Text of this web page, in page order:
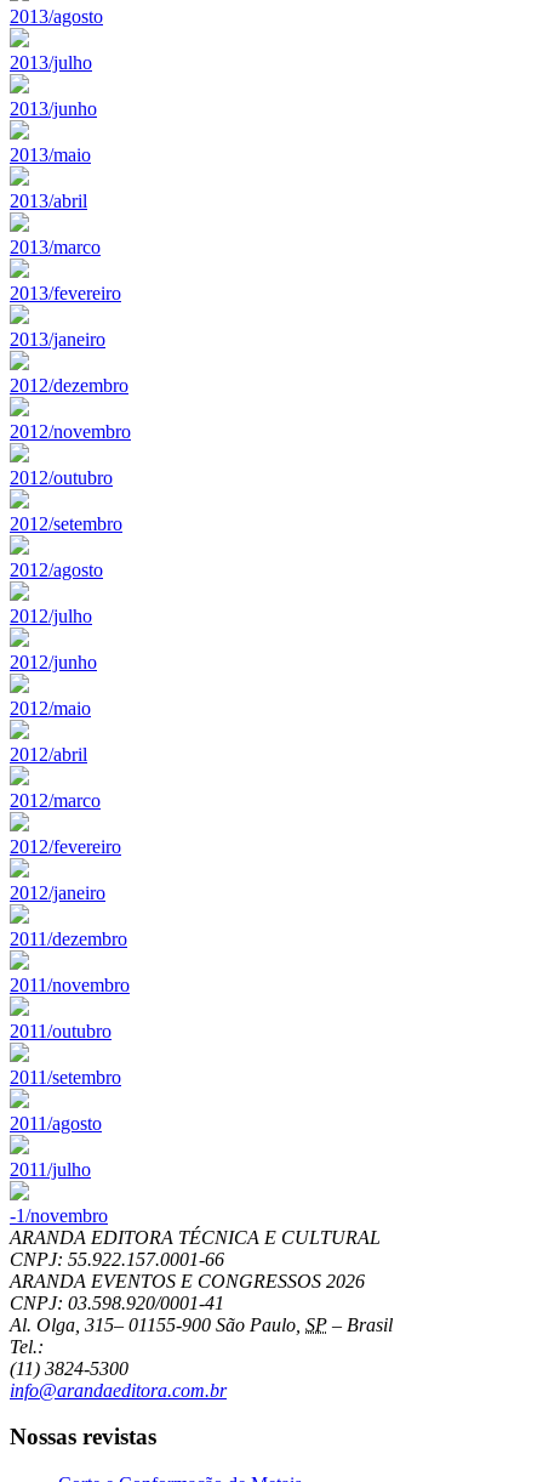
2013/agosto
2013/julho
2013/junho
2013/maio
2013/abril
2013/marco
2013/fevereiro
2013/janeiro
2012/dezembro
2012/novembro
2012/outubro
2012/setembro
2012/agosto
2012/julho
2012/junho
2012/maio
2012/abril
2012/marco
2012/fevereiro
2012/janeiro
2011/dezembro
2011/novembro
2011/outubro
2011/setembro
2011/agosto
2011/julho
-1/novembro
ARANDA EDITORA TÉCNICA E CULTURAL
CNPJ: 55.922.157.0001-66
ARANDA EVENTOS E CONGRESSOS 2026
CNPJ: 03.598.920/0001-41
Al. Olga, 315– 01155-900 São Paulo SP – Brasil
Tel.:
(11) 3824-5300
info@arandaeditora.com.br
Nossas revistas